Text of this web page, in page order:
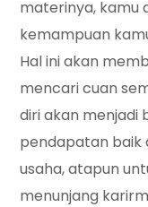
materinya, kamu
kemampuan
Hal ini akan
mencari cuan
diri akan menjadi
pendapatan baik
usaha, atapun
menunjang